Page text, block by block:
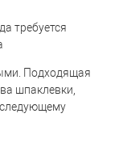
требуется
Подходящая
шпаклевки,